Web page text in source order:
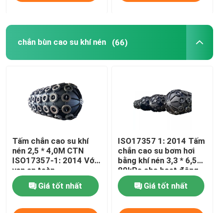
chắn bùn cao su khí nén (66)
Tấm chắn cao su khí
nén 2,5 * 4,0M CTN
ISO17357-1: 2014 Với
van an toàn
Giá tốt nhất
ISO17357 1: 2014 Tấm
chắn cao su bơm hơi
bằng khí nén 3,3 * 6,5M
80kPa cho hoạt động
STS
Giá tốt nhất